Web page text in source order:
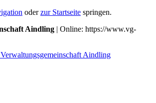
oderzur Startseite springen.
Aindling | Online: https://www.vg-